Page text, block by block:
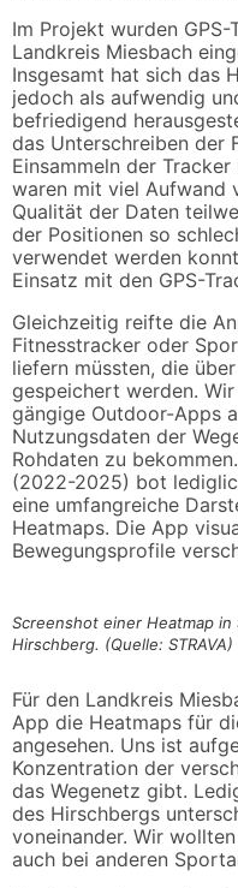
Im Projekt wurden
Landkreis Miesbach
Insgesamt hat sich das
jedoch als aufwendig
befriedigend
das Unterschreiben der
Einsammeln der
waren mit viel Aufwand
Qualität der Daten
der Positionen so
verwendet werden
Einsatz mit den GPS-
Gleichzeitig reifte die
Fitnesstracker oder
liefern müssten, die über
gespeichert werden.
gängige Outdoor-Apps
Nutzungsdaten der
Rohdaten zu
(2022-2025) bot
eine umfangreiche
Heatmaps. Die App
Bewegungsprofile
Screenshot einer Heatmap in
Hirschberg. (Quelle: STRAVA)
Für den Landkreis
App die Heatmaps für
angesehen. Uns ist
Konzentration der
das Wegenetz gibt.
des Hirschbergs
voneinander. Wir
auch bei anderen